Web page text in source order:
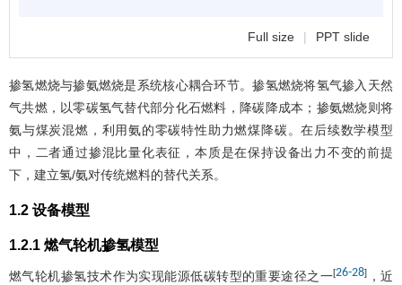
Full size | PPT slide
掺氢燃烧与掺氨燃烧是系统核心耦合环节。掺氢燃烧将氢气掺入天然
气共燃，以零碳氢气替代部分化石燃料，降碳降成本；掺氨燃烧则将
氨与煤炭混燃，利用氨的零碳特性助力燃煤降碳。在后续数学模型
中，二者通过掺混比量化表征，本质是在保持设备出力不变的前提
下，建立氢/氨对传统燃料的替代关系。
1.2 设备模型
1.2.1 燃气轮机掺氢模型
燃气轮机掺氢技术作为实现能源低碳转型的重要途径之一[26-28] ，近